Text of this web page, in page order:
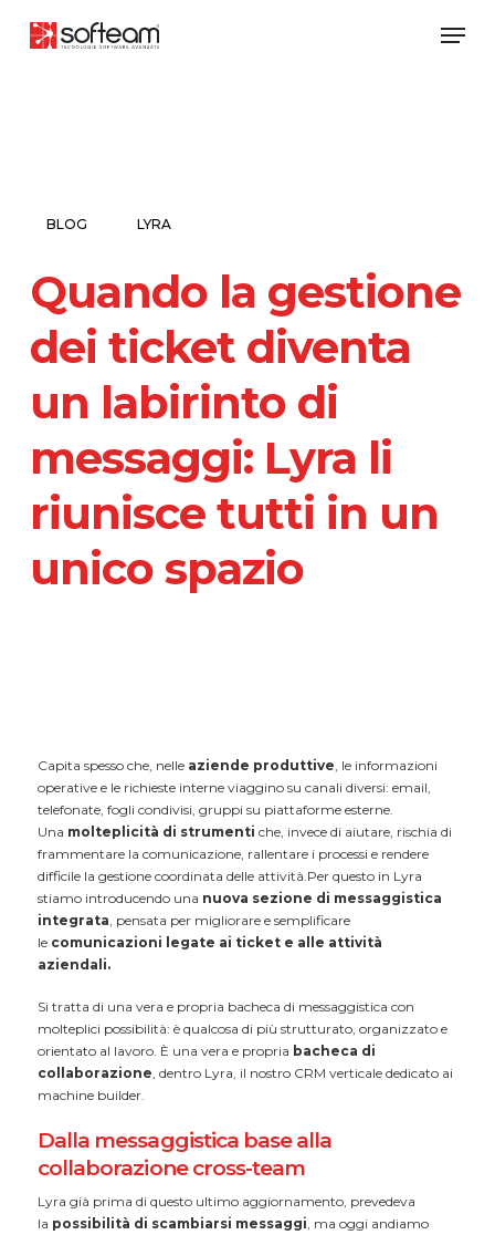
main
BLOG LYRA
Quando la gestione
dei ticket diventa
un labirinto di
messaggi: Lyra li
riunisce tutti in un
unico spazio
Capita spesso che, nelleaziende produttive , le informazioni
operative e le richieste interne viaggino su canali diversi: email,
telefonate, fogli condivisi, gruppi su piattaforme esterne.
Una molteplicità di strumenti che, invece di aiutare, rischia di
frammentare la comunicazione, rallentare i processi e rendere
difficile la gestione coordinata delle attività.Per questo in Lyra
stiamo introducendo una nuova sezione di messaggistica
integrata , pensata per migliorare e semplificare
le comunicazioni legate ai ticket e alle attività
aziendali.
Si tratta di una vera e propria bacheca di messaggistica con
molteplici possibilità: è qualcosa di più strutturato, organizzato e
orientato al lavoro. È una vera e propria bacheca di
collaborazione , dentro Lyra, il nostro CRM verticale dedicato ai
machine builder.
Dalla messaggistica base alla
collaborazione cross-team
Lyra già prima di questo ultimo aggiornamento, prevedeva
la possibilità di scambiarsi messaggi , ma oggi andiamo